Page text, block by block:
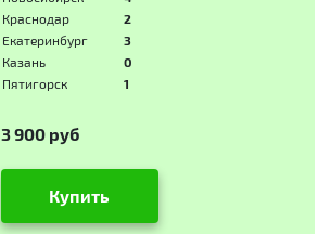
Краснодар
2
Екатеринбург
3
Казань
0
Пятигорск
1
3 900 руб
Купить